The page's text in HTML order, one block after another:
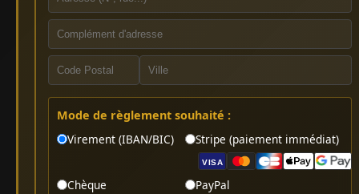
Mode de règlement souhaité :
Virement (IBAN/BIC)
Stripe (paiement immédiat)
VISA
Chèque PayPal